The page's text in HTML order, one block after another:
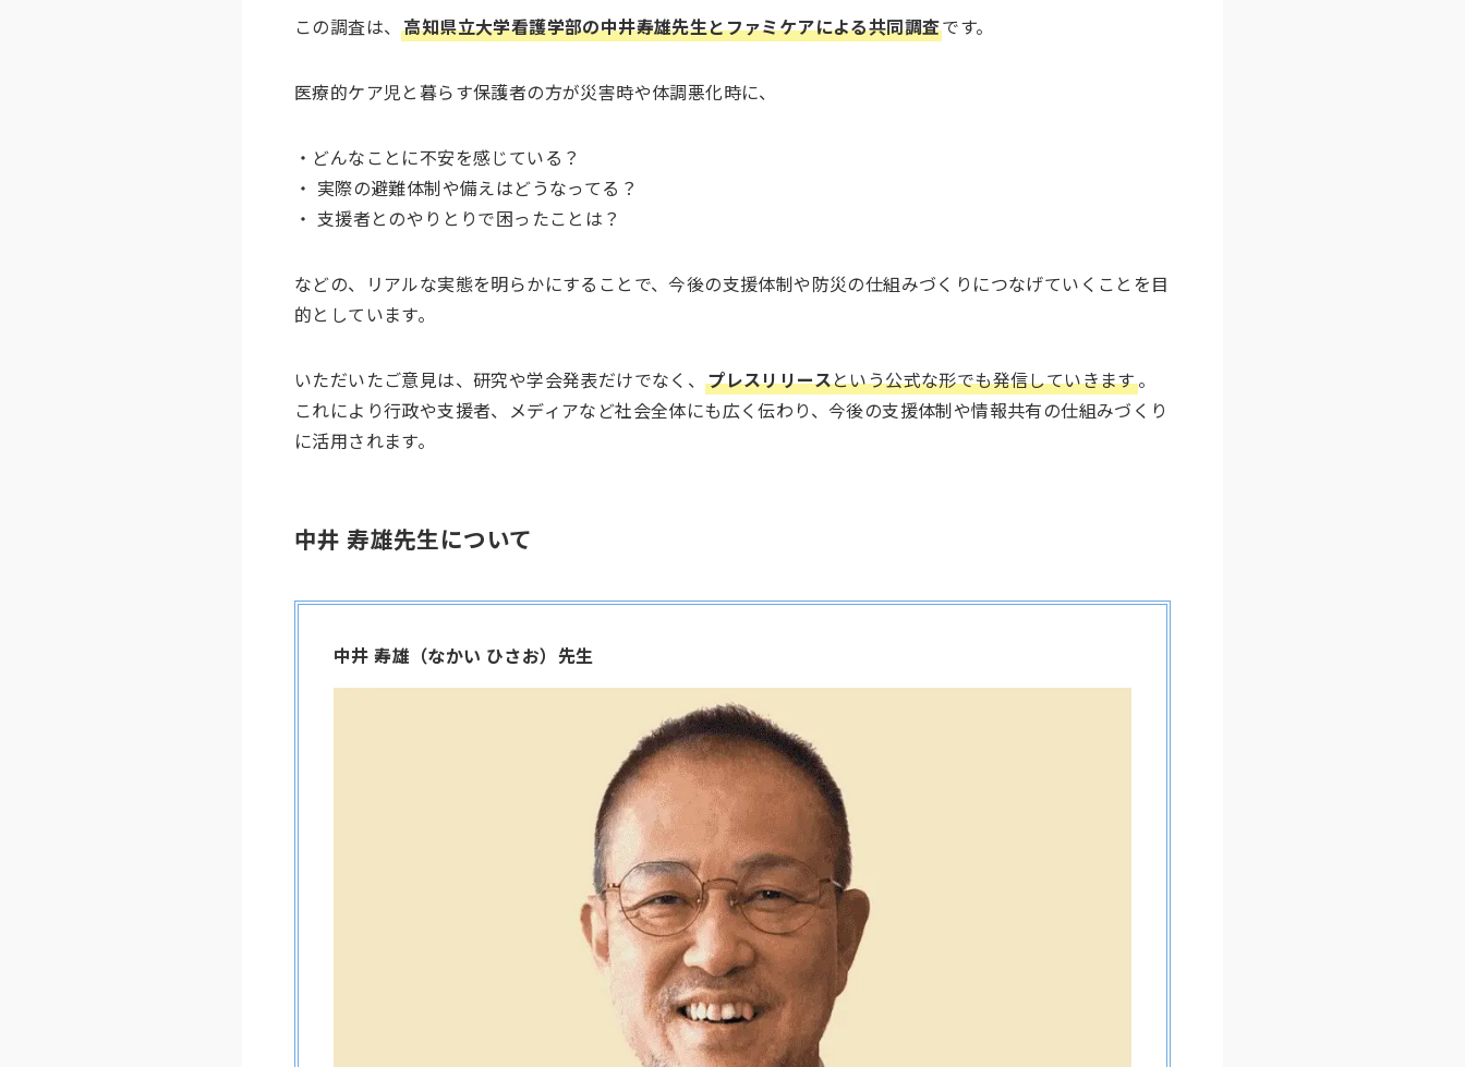
この調査は、高知県立大学看護学部の中井寿雄先生とファミケアによる共同調査です。
医療的ケア児と暮らす保護者の方が災害時や体調悪化時に、
・どんなことに不安を感じている？
・ 実際の避難体制や備えはどうなってる？
・ 支援者とのやりとりで困ったことは？
などの、リアルな実態を明らかにすることで、今後の支援体制や防災の仕組みづくりにつなげていくことを目
的としています。
いただいたご意見は、研究や学会発表だけでなく、プレスリリースという公式な形でも発信していきます。
これにより行政や支援者、メディアなど社会全体にも広く伝わり、今後の支援体制や情報共有の仕組みづくり
に活用されます。
中井 寿雄先生について
中井 寿雄（なかい ひさお）先生